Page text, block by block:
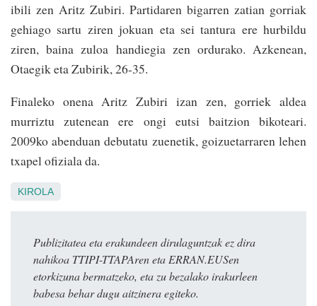
ibili zen Aritz Zubiri. Partidaren bigarren zatian gorriak
gehiago sartu ziren jokuan eta sei tantura ere hurbildu
ziren, baina zuloa handiegia zen ordurako. Azkenean,
Otaegik eta Zubirik, 26-35.
Finaleko onena Aritz Zubiri izan zen, gorriek aldea
murriztu zutenean ere ongi eutsi baitzion bikoteari.
2009ko abenduan debutatu zuenetik, goizuetarraren lehen
txapel ofiziala da.
KIROLA
Publizitatea eta erakundeen dirulaguntzak ez dira
nahikoa TTIPI-TTAPAren eta ERRAN.EUSen
etorkizuna bermatzeko, eta zu bezalako irakurleen
babesa behar dugu aitzinera egiteko.